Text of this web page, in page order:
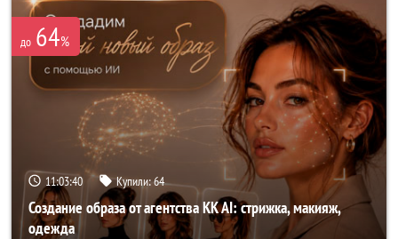
до 64%
11:03:39 Купили:64
Создание образа от агентства KK AI: стрижка, макияж,
одежда